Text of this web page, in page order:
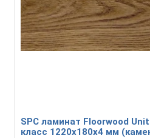
SPC ламинат Floorwood
класс 1220х180х4 мм